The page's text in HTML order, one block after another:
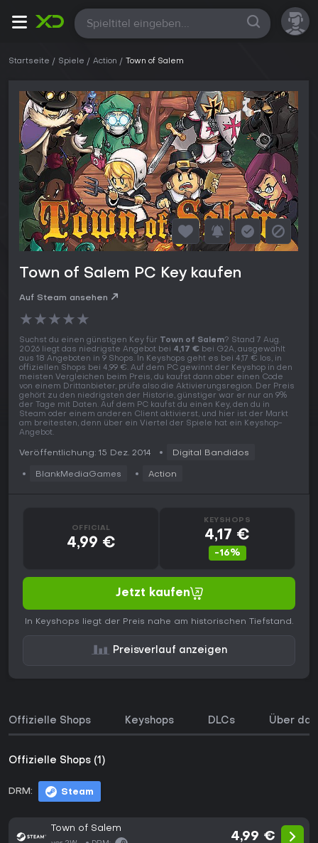
Alle
Startseite Spiele Action Town of Salem
Town of Salem PC Key kaufen
Auf Steam ansehen
★★★★★
Suchst du einen günstigen Key für Town of Salem? Stand 7 Aug.
2026 liegt das niedrigste Angebot bei 4,17 € bei G2A, ausgewählt
aus 18 Angeboten in 9 Shops. In Keyshops geht es bei 4,17 € los, in
offiziellen Shops bei 4,99 €. Auf dem PC gewinnt der Keyshop in den
meisten Vergleichen beim Preis, du kaufst dann aber einen Code
von einem Drittanbieter, prüfe also die Aktivierungsregion. Der Preis
gehört zu den niedrigsten der Historie, günstiger war er nur an 9%
der Tage mit Daten. Auf dem PC kaufst du einen Key, den du in
Steam oder einem anderen Client aktivierst, und hier ist der Markt
am breitesten, denn über ein Viertel der Spiele hat ein Keyshop-
Angebot.
Veröffentlichung: 15 Dez. 2014 Digital Bandidos
BlankMediaGames Action
OFFICIAL
4,99 €
KEYSHOPS
4,17 €
-16%
Jetzt kaufen
In Keyshops liegt der Preis nahe am historischen Tiefstand.
Preisverlauf anzeigen
Offizielle Shops Keyshops DLCs Über
Offizielle Shops (1)
DRM: Steam
Town of Salem
4,99 €